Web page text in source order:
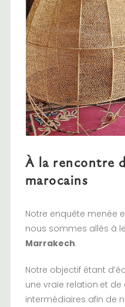
À la rencontre
marocains
Notre enquête menée
nous sommes allés à
Marrakech.
Notre objectif étant
une vraie relation et de
intermédiaires afin de